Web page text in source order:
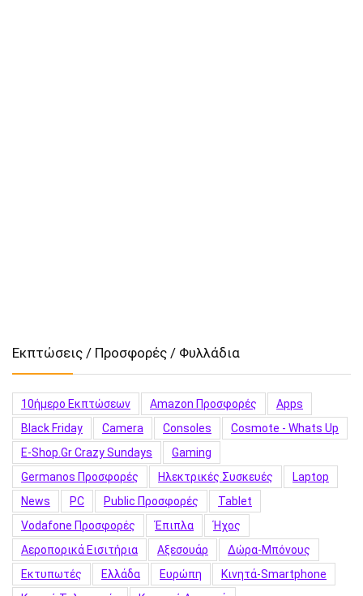
Εκπτώσεις / Προσφορές / Φυλλάδια
10ήμερο Εκπτώσεων Amazon Προσφορές
Apps
Black Friday
Camera Consoles
Cosmote - Whats Up
E-Shop.gr Crazy Sundays
Gaming
Germanos Προσφορές
Hλεκτρικές Συσκευές
Laptop
News
PC Public Προσφορές
Tablet
Vodafone Προσφορές
Έπιπλα
Ήχος
Αεροπορικά Εισιτήρια
Αξεσουάρ
Δώρα-Μπόνους
Εκτυπωτές
Ελλάδα Ευρώπη
Κινητά-Smartphone